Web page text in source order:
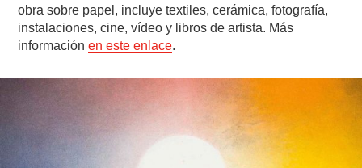
obra sobre papel, incluye textiles, cerámica, fotografía,
instalaciones, cine, vídeo y libros de artista. Más
informaciónen este enlace.